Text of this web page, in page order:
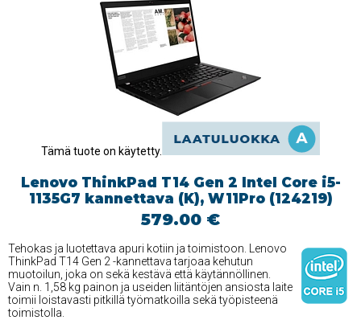
Tämä tuote on käytetty.
Lenovo ThinkPad T14 Gen 2 Intel Core i5-
1135G7 kannettava (K), W11Pro (124219)
579.00 €
Tehokas ja luotettava apuri kotiin ja toimistoon. Lenovo
ThinkPad T14 Gen 2 -kannettava tarjoaa kehutun
muotoilun, joka on sekä kestävä että käytännöllinen.
Vain n. 1,58 kg painon ja useiden liitäntöjen ansiosta laite
toimii loistavasti pitkillä työmatkoilla sekä työpisteenä
toimistolla.